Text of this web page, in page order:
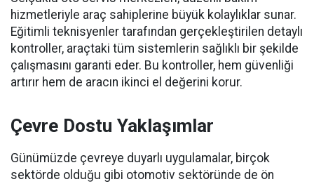
hizmetleriyle araç sahiplerine büyük kolaylıklar sunar.
Eğitimli teknisyenler tarafından gerçekleştirilen detaylı
kontroller, araçtaki tüm sistemlerin sağlıklı bir şekilde
çalışmasını garanti eder. Bu kontroller, hem güvenliği
artırır hem de aracın ikinci el değerini korur.
Çevre Dostu Yaklaşımlar
Günümüzde çevreye duyarlı uygulamalar, birçok
sektörde olduğu gibi otomotiv sektöründe de ön